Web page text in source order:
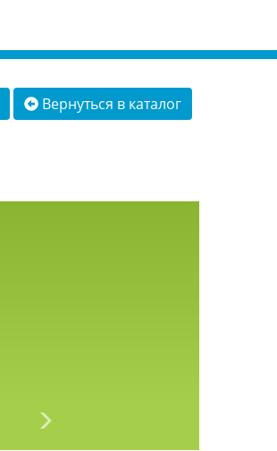
Вернуться в каталог